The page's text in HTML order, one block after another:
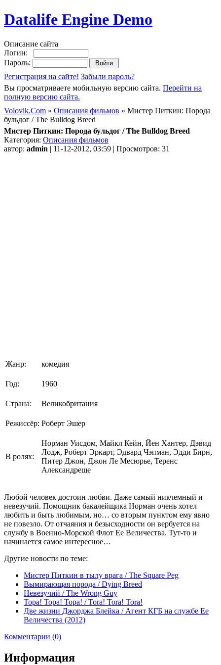
Datalife Engine Demo
Описание сайта
Логин:
Пароль:
Регистрация на сайте! Забыли пароль?
Вы просматриваете мобильную версию сайта. Перейти на
полную версию сайта.
Volovik.Com » Описания фильмов » Мистер Питкин: Порода
бульдог / The Bulldog Breed
Мистер Питкин: Порода бульдог / The Bulldog Breed
Категория: Описания фильмов
автор: admin | 11-12-2012, 03:59 | Просмотров: 31
Жанр: комедия
Год: 1960
Страна: Великобритания
Режиссёр: Роберт Эшер
В ролях:
Норман Уисдом, Майкл Кейн, Йен Хантер, Дэвид
Лодж, Роберт Эркарт, Эдвард Чэпман, Эдди Бирн,
Питер Джон, Джон Ле Месюрье, Теренс
Александреще
Любой человек достоин любви. Даже самый никчемный и
невезучий. Помощник бакалейщика Норман очень хотел
любить и быть любимым, но… со вторым пунктом ему явно
не повезло. От отчаяния и безысходности он вербуется на
службу в Военно-Морской Флот Ее Величества. Тут-то и
начинается самое интересное…
Другие новости по теме:
Мистер Питкин в тылу врага / The Square Peg
Вымирающая порода / Dying Breed
Невезучий / The Wrong Guy
Тора! Тора! Тора! / Tora! Tora! Tora!
Две жизни Джорджа Блейка / Агент КГБ на службе Ее
Величества (2012)
Комментарии (0)
Информация